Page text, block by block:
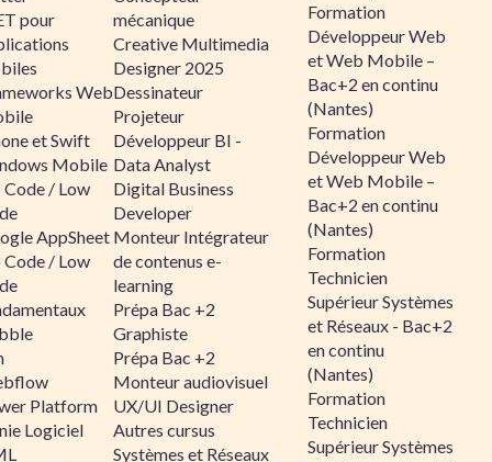
pour
Web
et Swift
Mobile
/ Low
AppSheet
/ Low
Platform
Logiciel
mécanique
Creative Multimedia
Designer 2025
Dessinateur
Projeteur
Développeur BI -
Data Analyst
Digital Business
Developer
Monteur Intégrateur
de contenus e-
learning
Prépa Bac +2
Graphiste
Prépa Bac +2
Monteur audiovisuel
UX/UI Designer
Autres cursus
Systèmes et Réseaux
Formation
Développeur Web
et Web Mobile –
Bac+2 en continu
(Nantes)
Formation
Développeur Web
et Web Mobile –
Bac+2 en continu
(Nantes)
Formation
Technicien
Supérieur Systèmes
et Réseaux - Bac+2
en continu
(Nantes)
Formation
Technicien
Supérieur Systèmes